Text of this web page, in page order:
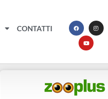
CONTATTI
a
c
e
b
n
s
t
a
u
b
e